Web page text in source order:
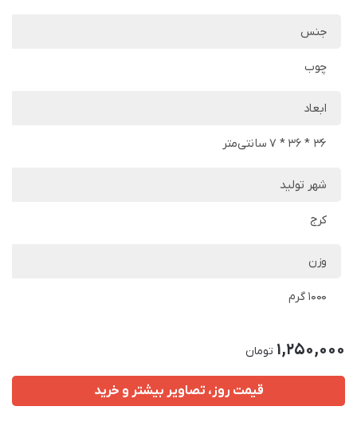
جنس
چوب
ابعاد
36 * 36 * 7 سانتی‌متر
شهر تولید
کرج
وزن
1000 گرم
1,250,000 تومان
قیمت روز، تصاویر بیشتر و خرید